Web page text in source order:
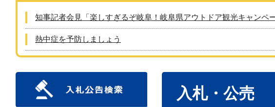
知事記者会見「楽しすぎるぞ岐阜！岐阜県アウトドア観光キャンペ
熱中症を予防しましょう
入札・公売